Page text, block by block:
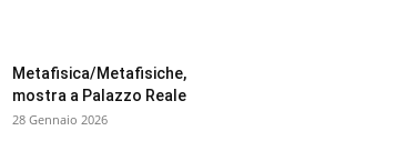
Metafisica/Metafisiche,
mostra a Palazzo Reale
28 Gennaio 2026